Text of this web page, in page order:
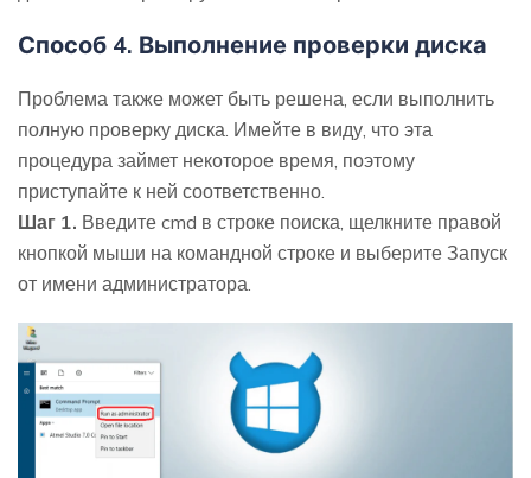
Способ 4. Выполнение проверки диска
Проблема также может быть решена, если выполнить
полную проверку диска. Имейте в виду, что эта
процедура займет некоторое время, поэтому
приступайте к ней соответственно.
Шаг 1. Введите cmd в строке поиска, щелкните правой
кнопкой мыши на командной строке и выберите Запуск
от имени администратора.